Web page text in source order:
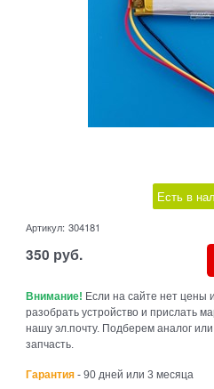
Есть в
Артикул: 304181
350 руб.
Внимание! Если на сайте нет цены
разобрать устройство и прислать
нашу эл.почту. Подберем аналог
запчасть.
Гарантия - 90 дней или 3 месяца